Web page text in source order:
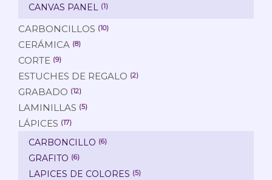
CANVAS PANEL (1)
CARBONCILLOS (10)
CERÁMICA (8)
CORTE (9)
ESTUCHES DE REGALO (2)
GRABADO (12)
LAMINILLAS (5)
LÁPICES (17)
CARBONCILLO (6)
GRAFITO (6)
LAPICES DE COLORES (5)